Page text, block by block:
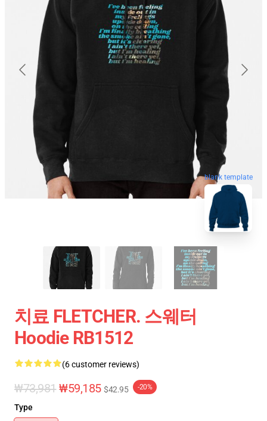
blank template
치료 FLETCHER. 스웨터
Hoodie RB1512
(6 customer reviews)
₩73,981 ₩59,185 $42.95 -20%
Type